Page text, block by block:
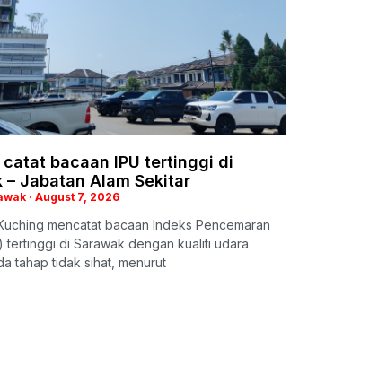
catat bacaan IPU tertinggi di
– Jabatan Alam Sekitar
August 7, 2026
mencatat bacaan Indeks Pencemaran
tertinggi di Sarawak dengan kualiti udara
tahap tidak sihat, menurut